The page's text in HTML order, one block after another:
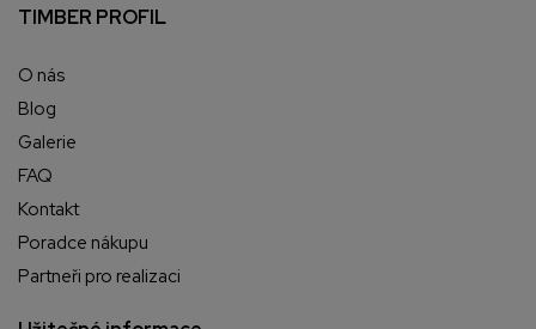
TIMBER PROFIL
O nás
Blog
Galerie
FAQ
Kontakt
Poradce nákupu
Partneři pro realizaci